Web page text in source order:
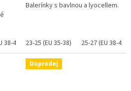
41)
Balerínky s bavlnou a lyocellem.
23-25 (EU 35-38) 25-27 (EU 38-41)
Doprodej